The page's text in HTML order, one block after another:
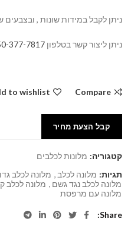
ניתן לקבל במידות שונות , ובצבעים
ניתן ליצור קשר בטלפון 377-7817
Compare
to wishlist
קבל הצעת מחיר
קטגוריה: מלונות לכלבים
תגיות: מלונה לכלב , מלונה לכלב
מלונה לכלב נגד גשם , מלונה לכלב
מלונה עם מרפסת
Share